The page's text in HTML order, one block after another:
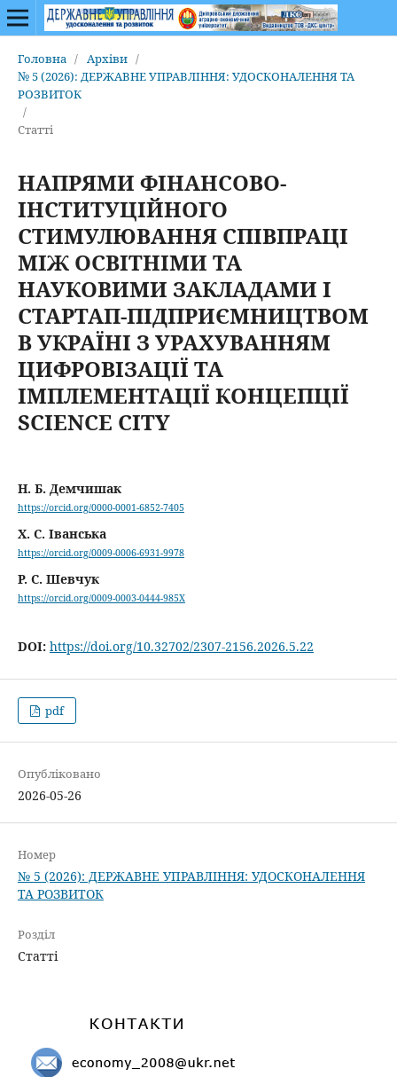
Головна / Архіви /
№ 5 (2026): ДЕРЖАВНЕ УПРАВЛІННЯ: УДОСКОНАЛЕННЯ ТА
РОЗВИТОК
/
Статті
НАПРЯМИ ФІНАНСОВО-
ІНСТИТУЦІЙНОГО
СТИМУЛЮВАННЯ СПІВПРАЦІ
МІЖ ОСВІТНІМИ ТА
НАУКОВИМИ ЗАКЛАДАМИ І
СТАРТАП-ПІДПРИЄМНИЦТВОМ
В УКРАЇНІ З УРАХУВАННЯМ
ЦИФРОВІЗАЦІЇ ТА
ІМПЛЕМЕНТАЦІЇ КОНЦЕПЦІЇ
SCIENCE CITY
Н. Б. Демчишак
https://orcid.org/0000-0001-6852-7405
Х. С. Іванська
https://orcid.org/0009-0006-6931-9978
Р. С. Шевчук
https://orcid.org/0009-0003-0444-985X
DOI: https://doi.org/10.32702/2307-2156.2026.5.22
pdf
Опубліковано
2026-05-26
Номер
№ 5 (2026): ДЕРЖАВНЕ УПРАВЛІННЯ: УДОСКОНАЛЕННЯ
ТА РОЗВИТОК
Розділ
Статті